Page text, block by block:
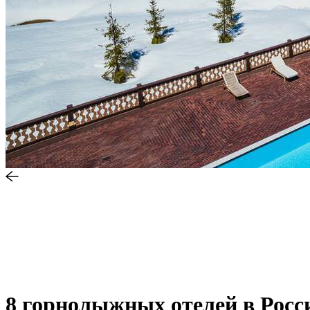
8 горнолыжных отелей в